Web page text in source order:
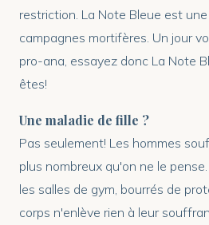
restriction. La Note Bleue est
campagnes mortifères. Un jour
pro-ana, essayez donc La Note
êtes!
Une maladie de fille ?
Pas seulement! Les hommes
plus nombreux qu'on ne le
les salles de gym, bourrés de
corps n'enlève rien à leur